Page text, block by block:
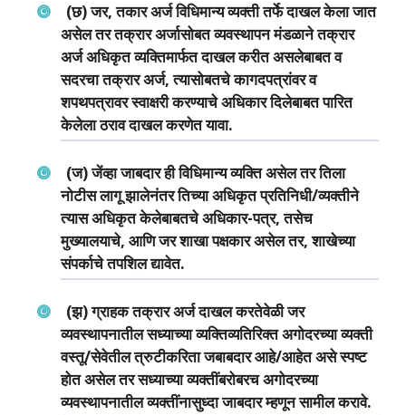
(छ) जर, तकार अर्ज विधिमान्‍य व्‍यक्‍ती तर्फे दाखल केला जात
असेल तर तक्रार अर्जासोबत व्‍यवस्‍थापन मंडळाने तक्रार
अर्ज अधिकृत व्‍यक्तिमार्फत दाखल करीत असलेबाबत व
सदरचा तक्रार अर्ज, त्‍यासोबतचे कागदपत्रांवर व
शपथपत्रावर स्‍वाक्षरी करण्‍याचे अधिकार दिलेबाबत पारित
केलेला ठराव दाखल करणेत यावा.
(ज) जेंव्‍हा जाबदार ही विधिमान्‍य व्‍यक्ति असेल तर तिला
नोटीस लागू झालेनंतर तिच्‍या अधिकृत प्रतिनिधी/व्‍यक्‍तीने
त्‍यास अधिकृत केलेबाबतचे अधिकार-पत्र, तसेच
मुख्‍यालयाचे, आणि जर शाखा पक्षकार असेल तर, शाखेच्‍या
संपर्काचे तपशिल द्यावेत.
(झ) ग्राहक तक्रार अर्ज दाखल करतेवेळी जर
व्‍यवस्‍थापनातील सध्‍याच्‍या व्‍यक्तिव्‍यतिरिक्‍त अगोदरच्‍या व्‍यक्‍ती
वस्‍तू/सेवेतील त्रुटीकरिता जबाबदार आहे/आहेत असे स्‍पष्‍ट
होत असेल तर सध्‍याच्‍या व्‍यक्‍तींबरोबरच अगोदरच्‍या
व्‍यवस्‍थापनातील व्‍यक्‍तींनासुध्‍दा जाबदार म्‍हणून सामील करावे.